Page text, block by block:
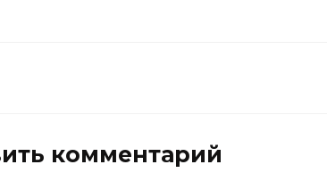
комментарий